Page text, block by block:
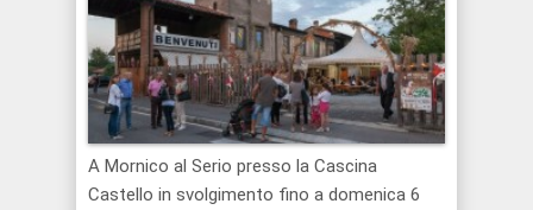
A Mornico al Serio presso la Cascina
Castello in svolgimento fino a domenica 6